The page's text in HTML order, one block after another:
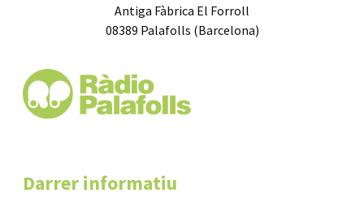
Antiga Fàbrica El Forroll
08389 Palafolls (Barcelona)
Darrer informatiu